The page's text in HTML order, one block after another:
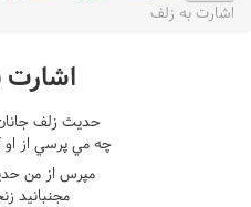
اشارت به زلف
اشارت
حديث زلف
چه مي پرسي از
مپرس از من
مجنبانيد